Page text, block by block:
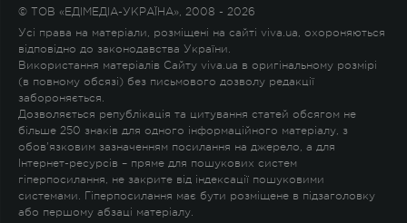
© ТОВ «ЕДІМЕДІА-УКРАЇНА», 2008 - 2026
Усі права на матеріали, розміщені на сайті viva.ua, охороняються
відповідно до законодавства України.
Використання матеріалів Сайту viva.ua в оригінальному розмірі
(в повному обсязі) без письмового дозволу редакції
забороняється.
Дозволяється републікація та цитування статей обсягом не
більше 250 знаків для одного інформаційного матеріалу, з
обов'язковим зазначенням посилання на джерело, а для
Інтернет-ресурсів – пряме для пошукових систем
гіперпосилання, не закрите від індексації пошуковими
системами. Гіперпосилання має бути розміщене в підзаголовку
або першому абзаці матеріалу.